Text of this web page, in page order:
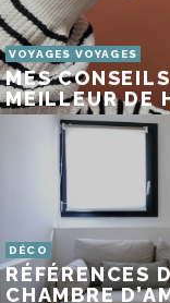
VOYAGES VOYAGES
MES
MEILLEUR DE
DÉCO
RÉFÉRENCES
CHAMBRE